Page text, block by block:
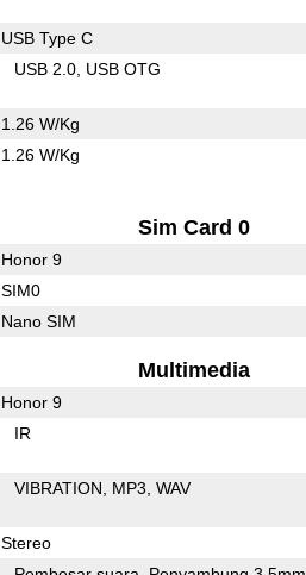
USB Type C
USB 2.0 USB OTG
1.26 W/Kg
1.26 W/Kg
Sim Card 0
Honor 9
SIM0
Nano SIM
Multimedia
Honor 9
IR
VIBRATION MP3 WAV
Stereo